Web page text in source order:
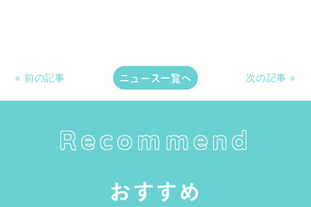
« 前の記事 ニュース一覧へ 次の記事 »
Recommend
おすすめ